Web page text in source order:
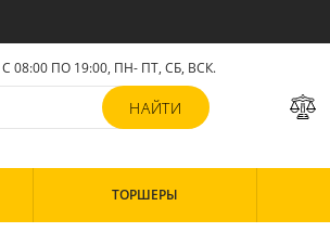
С 08:00 ПО 19:00, ПН- ПТ, СБ, ВСК.
ТОРШЕРЫ